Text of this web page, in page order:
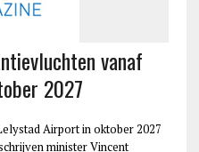
vanaf
2027
Airport in oktober 2027
minister Vincent